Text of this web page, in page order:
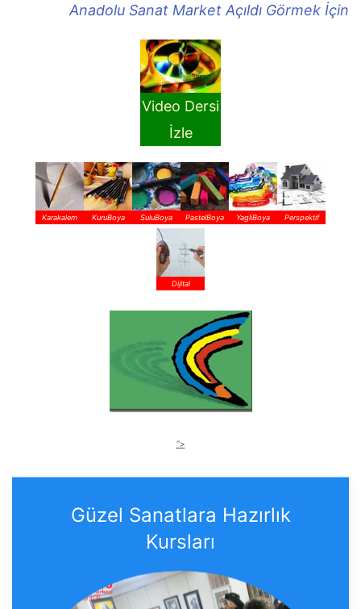
Anadolu Sanat Market Açıldı Görmek İçin
Video Dersi
İzle
Karakalem KuruBoya SuluBoya PastelBoya YagliBoya Perspektif
Dijital
“>
Güzel Sanatlara Hazırlık
Kursları